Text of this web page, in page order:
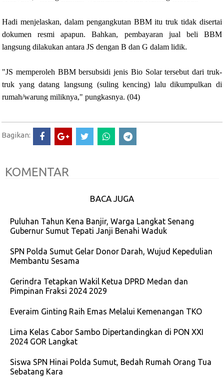
Hadi menjelaskan, dalam pengangkutan BBM itu truk tidak disertai
dokumen resmi apapun. Bahkan, pembayaran jual beli BBM
langsung dilakukan antara JS dengan B dan G dalam lidik.
"JS memperoleh BBM bersubsidi jenis Bio Solar tersebut dari truk-
truk yang datang langsung (suling kencing) lalu dikumpulkan di
rumah/warung miliknya," pungkasnya. (04)
Bagikan:
KOMENTAR
BACA JUGA
Puluhan Tahun Kena Banjir, Warga Langkat Senang
Gubernur Sumut Tepati Janji Benahi Waduk
SPN Polda Sumut Gelar Donor Darah, Wujud Kepedulian
Membantu Sesama
Gerindra Tetapkan Wakil Ketua DPRD Medan dan
Pimpinan Fraksi 2024 2029
Everaim Ginting Raih Emas Melalui Kemenangan TKO
Lima Kelas Cabor Sambo Dipertandingkan di PON XXI
2024 GOR Langkat
Siswa SPN Hinai Polda Sumut, Bedah Rumah Orang Tua
Sebatang Kara